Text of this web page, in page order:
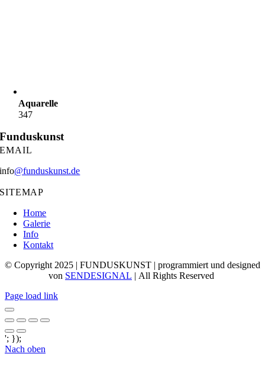
Aquarelle
347
Funduskunst
EMAIL
info@funduskunst.de
SITEMAP
Home
Galerie
Info
Kontakt
© Copyright 2025 | FUNDUSKUNST | programmiert und designed
von SENDESIGNAL | All Rights Reserved
Page load link
'; });
Nach oben